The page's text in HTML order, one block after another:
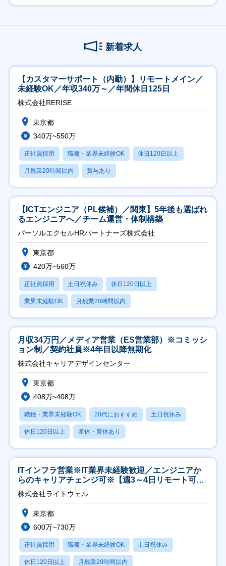
新着求人
【カスタマーサポート（内勤）】リモートメイン／
未経験OK／年収340万～／年間休日125日
株式会社RERISE
東京都
340万~550万
正社員採用 職種・業界未経験OK 休日120日以上
月残業20時間以内 賞与あり
【ICTエンジニア（PL候補）／関東】5年後も選ばれ
るエンジニアへ／チーム運営・体制構築
パーソルエクセルHRパートナーズ株式会社
東京都
420万~560万
正社員採用 土日祝休み 休日120日以上
業界未経験OK 月残業20時間以内
月収34万円／メディア営業（ES営業部）※コミッシ
ョン制／契約社員※4年目以降無期化
株式会社キャリアデザインセンター
東京都
408万~408万
職種・業界未経験OK 20代におすすめ 土日祝休み
休日120日以上 産休・育休あり
ITインフラ営業※IT業界未経験歓迎／エンジニアか
らのキャリアチェンジ可※【週3～4日リモート可
能】
株式会社ライトウェル
東京都
600万~730万
正社員採用 職種・業界未経験OK 土日祝休み
休日120日以上 月残業20時間以内